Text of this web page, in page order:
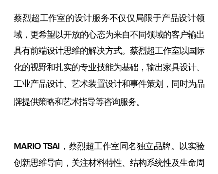
蔡烈超工作室的设计服务不仅仅局限于产品设计领
域，更希望以开放的心态为来自不同领域的客户输出
具有前端设计思维的解决方式。蔡烈超工作室以国际
化的视野和扎实的专业技能为基础，输出家具设计、
工业产品设计、艺术装置设计和事件策划，同时为品
牌提供策略和艺术指导等咨询服务。
MARIO TSAI
，蔡烈超工作室同名独立品牌。以实验
创新思维导向，关注材料特性、结构系统性及生命周